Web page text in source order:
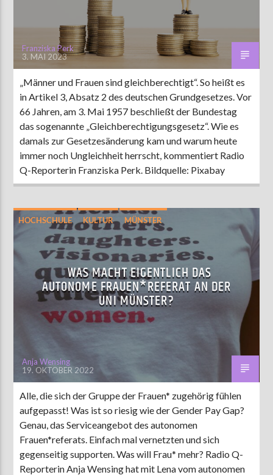
Franziska Perk
3. MAI 2023
„Männer und Frauen sind gleichberechtigt“. So heißt es
in Artikel 3, Absatz 2 des deutschen Grundgesetzes. Vor
66 Jahren, am 3. Mai 1957 beschließt der Bundestag
das sogenannte „Gleichberechtigungsgesetz“. Wie es
damals zur Gesetzesänderung kam und warum heute
immer noch Ungleichheit herrscht, kommentiert Radio
Q-Reporterin Franziska Perk. Bildquelle: Pixabay
HOCHSCHULE KULTUR MÜNSTER
POLITIK
WAS MACHT EIGENTLICH DAS
AUTONOME FRAUEN*REFERAT AN DER
UNI MÜNSTER?
Anja Wensing
19. OKTOBER 2022
Alle, die sich der Gruppe der Frauen* zugehörig fühlen
aufgepasst! Was ist so riesig wie der Gender Pay Gap?
Genau, das Serviceangebot des autonomen
Frauen*referats. Einfach mal vernetzten und sich
gegenseitig supporten. Was will Frau* mehr? Radio Q-
Reporterin Anja Wensing hat mit Lena vom autonomen